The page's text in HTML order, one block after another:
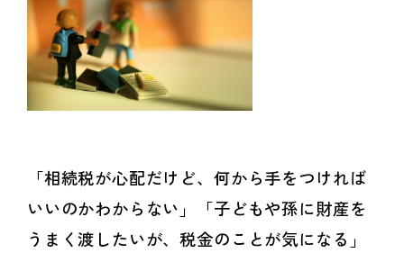
「相続税が心配だけど、何から手をつければ
いいのかわからない」「子どもや孫に財産を
うまく渡したいが、税金のことが気になる」